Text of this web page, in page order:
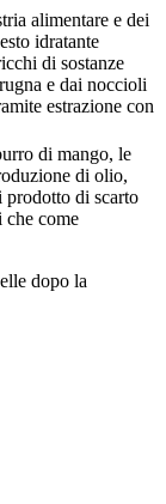
alimentare e dei
idratante
di sostanze
e dai noccioli
estrazione con
di mango, le
di olio,
prodotto di scarto
che come
dopo la